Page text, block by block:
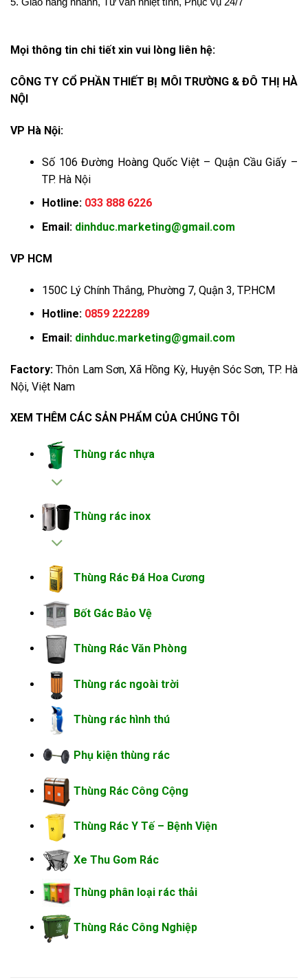
Mọi thông tin chi tiết xin vui lòng liên hệ:
CÔNG TY CỔ PHẦN THIẾT BỊ MÔI TRƯỜNG & ĐÔ THỊ HÀ
NỘI
VP Hà Nội:
Số 106 Đường Hoàng Quốc Việt – Quận Cầu Giấy –
TP. Hà Nội
Hotline: 033 888 6226
Email: dinhduc.marketing@gmail.com
VP HCM
150C Lý Chính Thắng, Phường 7, Quận 3, TP.HCM
Hotline: 0859 222289
Email: dinhduc.marketing@gmail.com
Factory:Thôn Lam Sơn, Xã Hồng Kỳ, Huyện Sóc Sơn, TP. Hà
Nội, Việt Nam
XEM THÊM CÁC SẢN PHẨM CỦA CHÚNG TÔI
Thùng rác nhựa
Thùng rác inox
Thùng Rác Đá Hoa Cương
Bốt Gác Bảo Vệ
Thùng Rác Văn Phòng
Thùng rác ngoài trời
Thùng rác hình thú
Phụ kiện thùng rác
Thùng Rác Công Cộng
Thùng Rác Y Tế – Bệnh Viện
Xe Thu Gom Rác
Thùng phân loại rác thải
Thùng Rác Công Nghiệp